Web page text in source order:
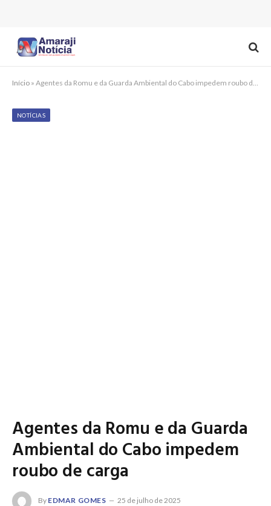
Início » Agentes da Romu e da Guarda Ambiental do Cabo impedem roubo de carga
NOTÍCIAS
Agentes da Romu e da Guarda
Ambiental do Cabo impedem
roubo de carga
By EDMAR GOMES
25 de julho de 2025